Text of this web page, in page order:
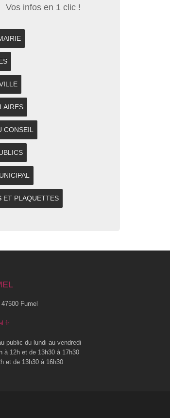
Vos infos en 1 clic !
CONSEIL
ET PLAQUETTES
Fumel
public du lundi au vendredi
à 12h et de 13h30 à 17h30
et de 13h30 à 16h30